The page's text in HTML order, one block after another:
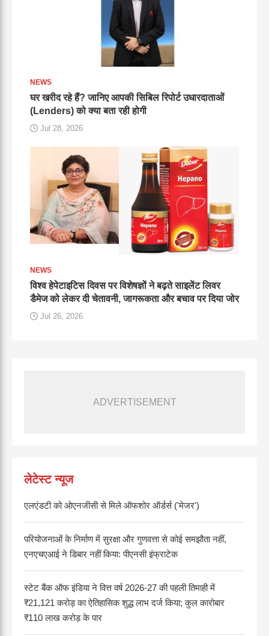
NEWS
घर खरीद रहे हैं? जानिए आपकी सिबिल रिपोर्ट उधारदाताओं
(Lenders) को क्या बता रही होगी
Jul 28, 2026
NEWS
विश्व हेपेटाइटिस दिवस पर विशेषज्ञों ने बढ़ते साइलेंट लिवर
डैमेज को लेकर दी चेतावनी, जागरूकता और बचाव पर दिया जोर
Jul 26, 2026
ADVERTISEMENT
लेटेस्ट न्यूज
एलएंडटी को ओएनजीसी से मिले ऑफशोर ऑर्डर्स ('मेजर')
परियोजनाओं के निर्माण में सुरक्षा और गुणवत्ता से कोई समझौता नहीं,
एनएचएआई ने डिबार नहीं किया: पीएनसी इंफ्राटेक
स्टेट बैंक ऑफ इंडिया ने वित्त वर्ष 2026-27 की पहली तिमाही में
₹21,121 करोड़ का ऐतिहासिक शुद्ध लाभ दर्ज किया; कुल कारोबार
₹110 लाख करोड़ के पार